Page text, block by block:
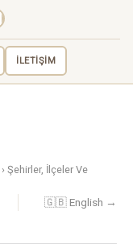
İLETİŞİM
› Şehirler, İlçeler Ve
🇬🇧 English →